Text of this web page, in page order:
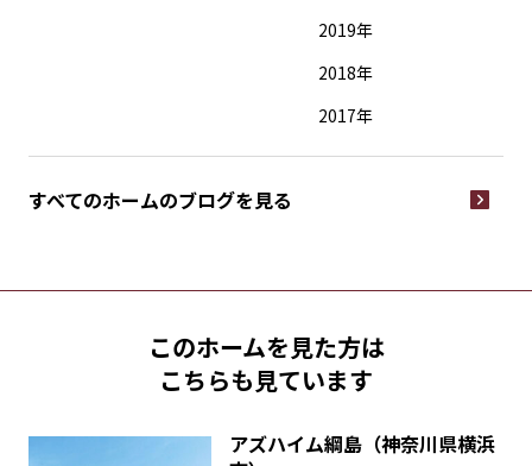
2019年
2018年
2017年
すべてのホームのブログを見る
このホームを見た方は
こちらも見ています
アズハイム綱島（神奈川県横浜